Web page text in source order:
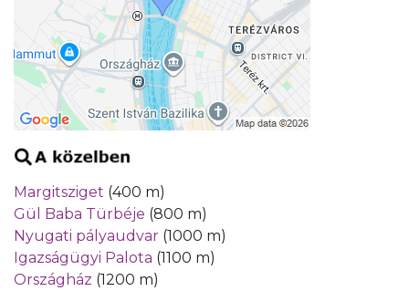
Margitsziget (400 m)
Gül Baba Türbéje (800 m)
Nyugati pályaudvar (1000 m)
Igazságügyi Palota (1100 m)
Országház (1200 m)